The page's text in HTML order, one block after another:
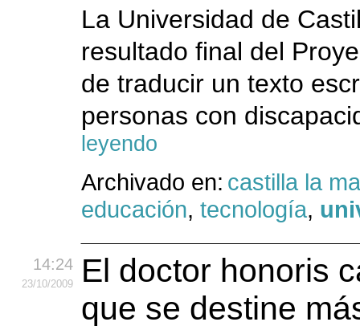
La Universidad de
resultado final del
de traducir un texto
personas con
leyendo
Archivado en: castilla la
educación, tecnología,
14:24
23/10/2009
El doctor honoris
que se destine